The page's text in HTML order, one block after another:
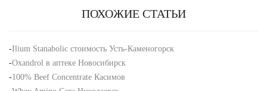
ПОХОЖИЕ СТАТЬИ
-Ilium Stanabolic стоимость Усть-Каменогорск
-Oxandrol в аптеке Новосибирск
-100% Beef Concentrate Касимов